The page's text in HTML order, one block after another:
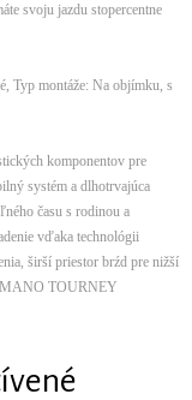
svoju jazdu stopercentne
Typ montáže: Na objímku, s
komponentov pre
systém a dlhotrvajúca
času s rodinou a
vďaka technológii
širší priestor brźd pre nižší
TOURNEY